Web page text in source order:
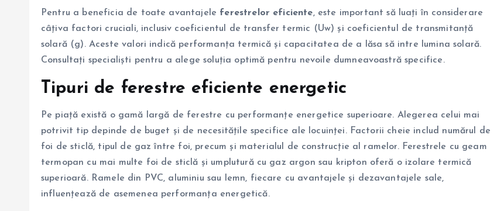
Pentru a beneficia de toate avantajele ferestrelor eficiente, este important să luați în considerare
câțiva factori cruciali, inclusiv coeficientul de transfer termic (Uw) și coeficientul de transmitanță
solară (g). Aceste valori indică performanța termică și capacitatea de a lăsa să intre lumina solară.
Consultați specialiști pentru a alege soluția optimă pentru nevoile dumneavoastră specifice.
Tipuri de ferestre eficiente energetic
Pe piață există o gamă largă de ferestre cu performanțe energetice superioare. Alegerea celui mai
potrivit tip depinde de buget și de necesitățile specifice ale locuinței. Factorii cheie includ numărul de
foi de sticlă, tipul de gaz între foi, precum și materialul de construcție al ramelor. Ferestrele cu geam
termopan cu mai multe foi de sticlă și umplutură cu gaz argon sau kripton oferă o izolare termică
superioară. Ramele din PVC, aluminiu sau lemn, fiecare cu avantajele și dezavantajele sale,
influențează de asemenea performanța energetică.